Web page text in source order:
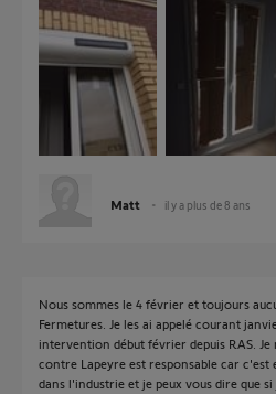
Matt il y a plus de 8 ans
Nous sommes le 4 février et toujours
Fermetures. Je les ai appelé courant
intervention début février depuis RAS. Je
contre Lapeyre est responsable car c'est
dans l'industrie et je peux vous dire que